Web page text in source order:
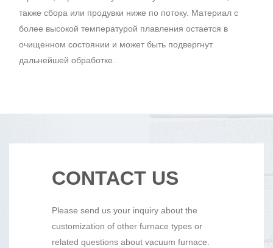
также сбора или продувки ниже по потоку. Материал с
более высокой температурой плавления остается в
очищенном состоянии и может быть подвергнут
дальнейшей обработке.
CONTACT US
Please send us your inquiry about the
customization of other furnace types or
related questions about vacuum furnace.